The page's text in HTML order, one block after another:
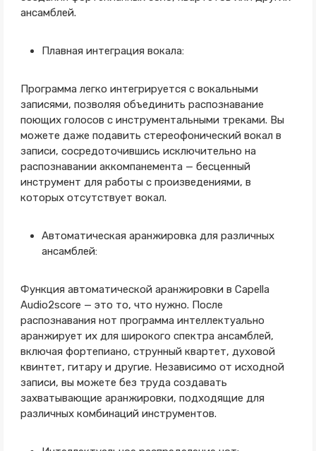
ансамблей.
Плавная интеграция вокала:
Программа легко интегрируется с вокальными
записями, позволяя объединить распознавание
поющих голосов с инструментальными треками. Вы
можете даже подавить стереофонический вокал в
записи, сосредоточившись исключительно на
распознавании аккомпанемента — бесценный
инструмент для работы с произведениями, в
которых отсутствует вокал.
Автоматическая аранжировка для различных
ансамблей:
Функция автоматической аранжировки в Capella
Audio2score — это то, что нужно. После
распознавания нот программа интеллектуально
аранжирует их для широкого спектра ансамблей,
включая фортепиано, струнный квартет, духовой
квинтет, гитару и другие. Независимо от исходной
записи, вы можете без труда создавать
захватывающие аранжировки, подходящие для
различных комбинаций инструментов.